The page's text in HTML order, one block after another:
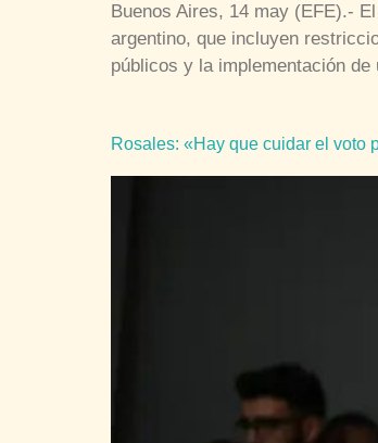
Buenos Aires, 14 may (EFE).-
argentino, que incluyen
públicos y la implementación
Rosales: «Hay que cuidar el voto